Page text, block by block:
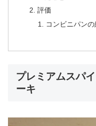
評価
コンビニパンの
プレミアムスパ
ーキ